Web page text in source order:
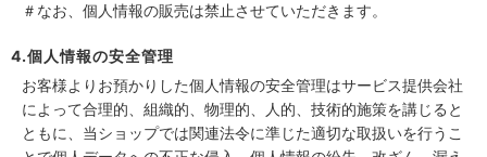
＃なお、個人情報の販売は禁止させていただきます。
4.個人情報の安全管理
お客様よりお預かりした個人情報の安全管理はサービス提供会社
によって合理的、組織的、物理的、人的、技術的施策を講じると
ともに、当ショップでは関連法令に準じた適切な取扱いを行うこ